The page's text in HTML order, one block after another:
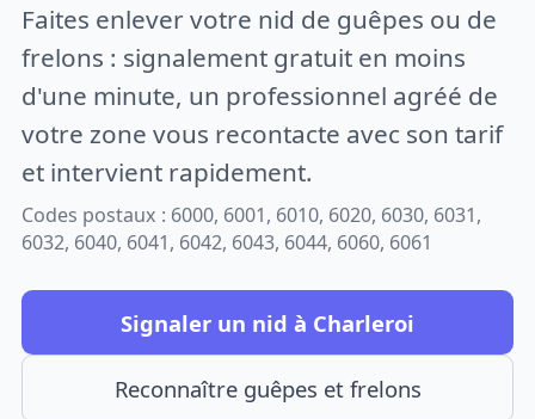
Faites enlever votre nid de guêpes ou de
frelons : signalement gratuit en moins
d'une minute, un professionnel agréé de
votre zone vous recontacte avec son tarif
et intervient rapidement.
Codes postaux : 6000, 6001, 6010, 6020, 6030, 6031,
6032, 6040, 6041, 6042, 6043, 6044, 6060, 6061
Signaler un nid à Charleroi
Reconnaître guêpes et frelons